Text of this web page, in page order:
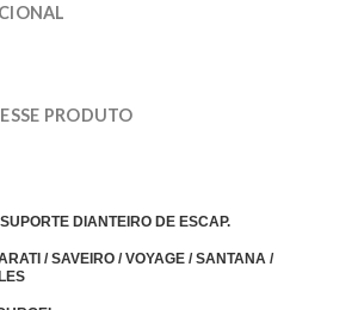
PRODUTO
DIANTEIRO DE ESCAP.
/ SAVEIRO / VOYAGE / SANTANA /